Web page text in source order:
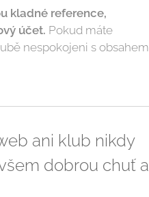
kladné reference,
účet. Pokud máte
nespokojeni s obsahem
ani klub nikdy
dobrou chuť a